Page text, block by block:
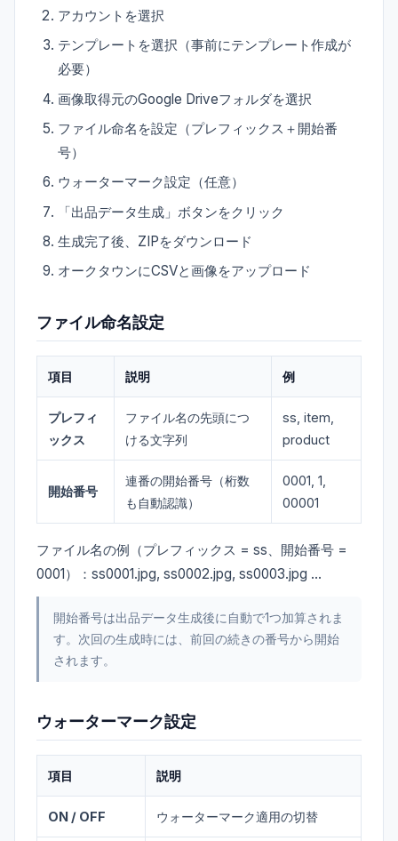
アカウントを選択
テンプレートを選択（事前にテンプレート作成が
必要）
画像取得元のGoogle Driveフォルダを選択
ファイル命名を設定（プレフィックス＋開始番
号）
ウォーターマーク設定（任意）
「出品データ生成」ボタンをクリック
生成完了後、ZIPをダウンロード
オークタウンにCSVと画像をアップロード
ファイル命名設定
項目 説明 例
プレフィ
ックス
ファイル名の先頭につ
ける文字列
ss, item,
product
開始番号
連番の開始番号（桁数
も自動認識）
0001, 1,
00001
ファイル名の例（プレフィックス = ss、開始番号 =
0001）：ss0001.jpg, ss0002.jpg, ss0003.jpg ...
開始番号は出品データ生成後に自動で1つ加算されま
す。次回の生成時には、前回の続きの番号から開始
されます。
ウォーターマーク設定
項目 説明
ON / OFF ウォーターマーク適用の切替